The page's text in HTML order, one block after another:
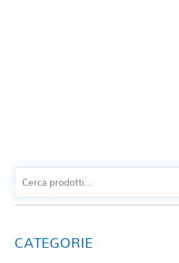
CATEGORIE